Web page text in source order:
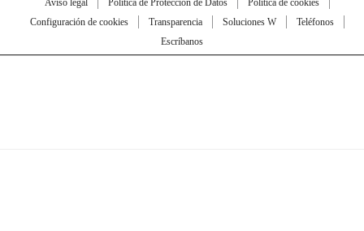
Aviso legal Política de Protección de Datos
Política de cookies
Configuración de cookies
Transparencia Soluciones W
Teléfonos
Escríbanos